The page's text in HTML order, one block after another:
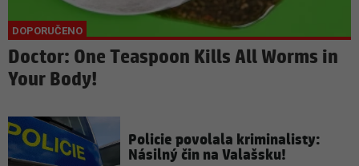
Doctor: One Teaspoon Kills All Worms in
Your Body!
Policie povolala kriminalisty:
Násilný čin na Valašsku!